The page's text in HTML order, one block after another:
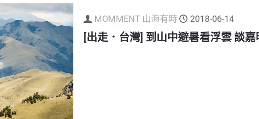
MOMMENT 山海有時 2018-06-14
[出走．台灣] 到山中避暑看浮雲 談